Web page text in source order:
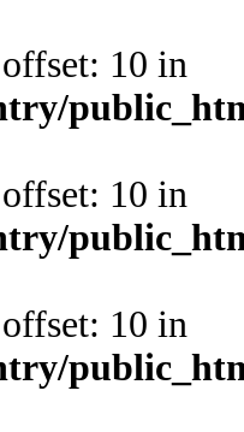
10 in
10 in
10 in